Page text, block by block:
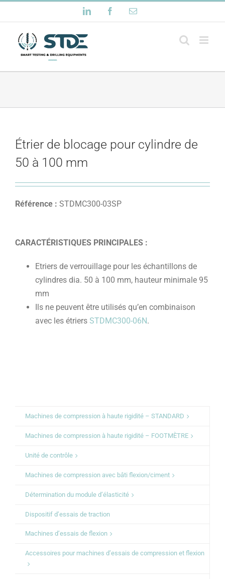
au
contenu
LinkedIn FacebookEmail
Étrier de blocage pour cylindre de
50 à 100 mm
Référence : STDMC300-03SP
CARACTÉRISTIQUES PRINCIPALES :
Etriers de verrouillage pour les échantillons de
cylindres dia. 50 à 100 mm, hauteur minimale 95
mm
Ils ne peuvent être utilisés qu’en combinaison
avec les étriers STDMC300-06N.
Machines de compression à haute rigidité – STANDARD
Machines de compression à haute rigidité – FOOTMÈTRE
Unité de contrôle
Machines de compression avec bâti flexion/ciment
Détermination du module d’élasticité
Dispositif d’essais de traction
Machines d’essais de flexion
Accessoires pour machines d’essais de compression et flexion